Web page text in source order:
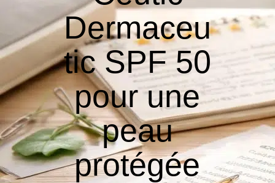
Dermaceu
tic SPF 50
pour une
peau
protégée